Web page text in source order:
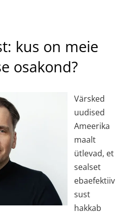
kus on meie
osakond?
Värsked
uudised
Ameerika
maalt
ütlevad, et
sealset
ebaefektiiv
sust
hakkab